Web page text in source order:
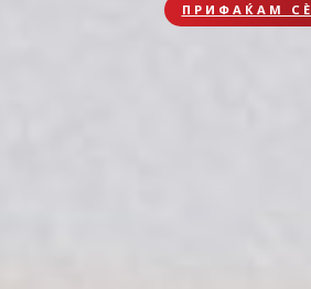
ПРИФАЌАМ СЀ